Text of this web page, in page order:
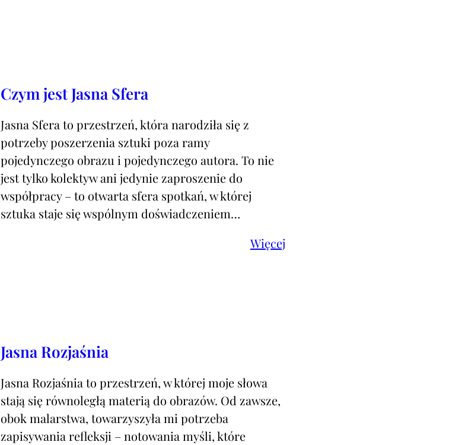
Czym jest Jasna Sfera
Jasna Sfera to przestrzeń, która narodziła się z
potrzeby poszerzenia sztuki poza ramy
pojedynczego obrazu i pojedynczego autora. To nie
jest tylko kolektyw ani jedynie zaproszenie do
współpracy – to otwarta sfera spotkań, w której
sztuka staje się wspólnym doświadczeniem…
Więcej
Jasna Rozjaśnia
Jasna Rozjaśnia to przestrzeń, w której moje słowa
stają się równoległą materią do obrazów. Od zawsze,
obok malarstwa, towarzyszyła mi potrzeba
zapisywania refleksji – notowania myśli, które